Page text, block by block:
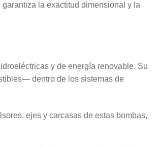
la exactitud dimensional y la
y de energía renovable. Su
dentro de los sistemas de
ejes y carcasas de estas bombas,